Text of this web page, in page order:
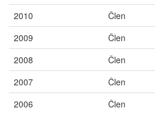
2010
Člen
2009
Člen
2008
Člen
2007
Člen
2006
Člen